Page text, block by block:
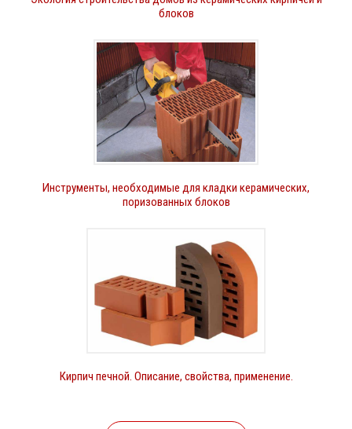
блоков
Инструменты, необходимые для кладки керамических,
поризованных блоков
Кирпич печной. Описание, свойства, применение.